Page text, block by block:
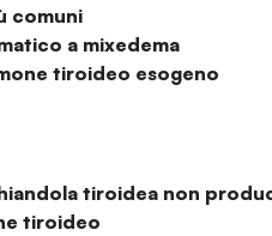
comuni
a mixedema
tiroideo esogeno
tiroidea non
tiroideo